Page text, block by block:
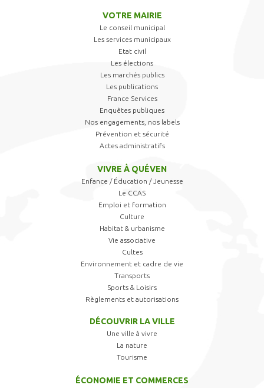
VOTRE MAIRIE
Le conseil municipal
Les services municipaux
Etat civil
Les élections
Les marchés publics
Les publications
France Services
Enquêtes publiques
Nos engagements, nos labels
Prévention et sécurité
Actes administratifs
VIVRE À QUÉVEN
Enfance / Éducation / Jeunesse
Le CCAS
Emploi et formation
Culture
Habitat & urbanisme
Vie associative
Cultes
Environnement et cadre de vie
Transports
Sports & Loisirs
Règlements et autorisations
DÉCOUVRIR LA VILLE
Une ville à vivre
La nature
Tourisme
ÉCONOMIE ET COMMERCES